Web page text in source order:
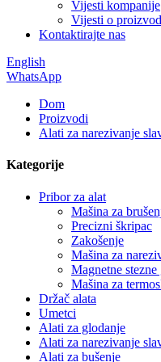
Vijesti kompanije
Vijesti o
Kontaktirajte nas
English
WhatsApp
Dom
Proizvodi
Alati za narezivanje
Kategorije
Pribor za alat
Mašina za
Precizni škripac
Zakošenje
Mašina za
Magnetne stezne
Mašina za
Držač alata
Umetci
Alati za glodanje
Alati za narezivanje
Alati za bušenje